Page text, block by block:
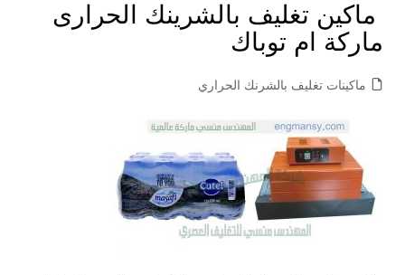
ماكين تغليف بالشرينك الحرارى
ماركة ام توباك
ماكينات تغليف بالشرنك الحراري